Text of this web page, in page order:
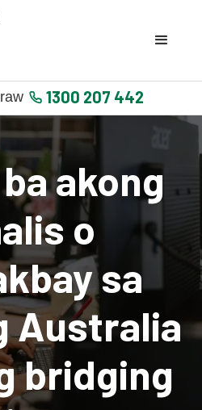
1300 207 442
akong
o
sa
Australia
bridging